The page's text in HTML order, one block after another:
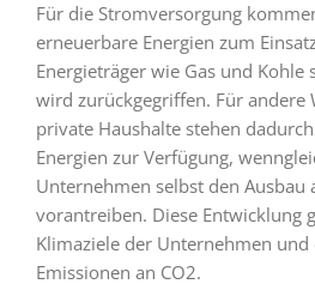
Für die Stromversorgung
erneuerbare Energien zum
Energieträger wie Gas und Kohle
wird zurückgegriffen. Für andere
private Haushalte stehen
Energien zur Verfügung,
Unternehmen selbst den Ausbau
vorantreiben. Diese Entwicklung
Klimaziele der Unternehmen
Emissionen an CO2.